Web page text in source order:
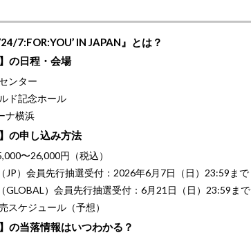
7:FOR:YOU’ IN JAPAN』とは？
の日程・会場
ンター
ド記念ホール
ナ横浜
の申し込み方法
〜26,000円（税込）
JP）会員先行抽選受付：2026年6月7日（日）23:59まで
GLOBAL）会員先行抽選受付：6月21日（日）23:59まで
スケジュール（予想）
の当落情報はいつわかる？